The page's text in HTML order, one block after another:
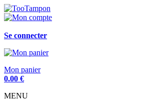
Se connecter
Mon panier
0.00 €
MENU